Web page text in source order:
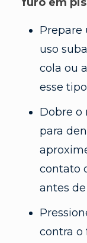
Prepare
uso
cola ou
esse
Dobre o
para
contato
antes
contra o